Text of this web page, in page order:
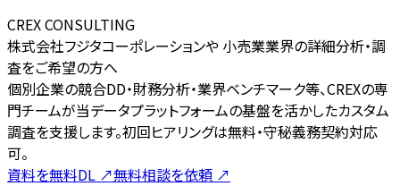
CREX CONSULTING
株式会社フジタコーポレーションや 小売業業界の詳細分析・調
査をご希望の方へ
個別企業の競合DD・財務分析・業界ベンチマーク等、CREXの専
門チームが当データプラットフォームの基盤を活かしたカスタム
調査を支援します。初回ヒアリングは無料・守秘義務契約対応
可。
資料を無料DL ↗無料相談を依頼 ↗